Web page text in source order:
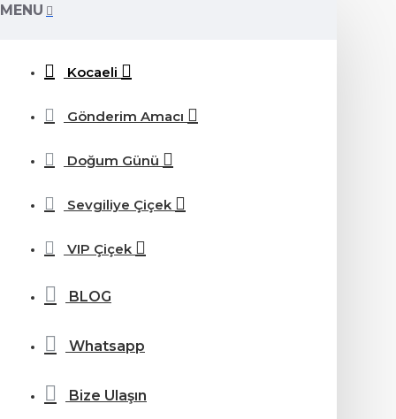
MENU
Kocaeli
Gönderim Amacı
Doğum Günü
Sevgiliye Çiçek
VIP Çiçek
BLOG
Whatsapp
Bize Ulaşın